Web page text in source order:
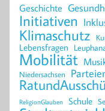
Geschichte
Initiativen
Klimaschutz
Lebensfragen
Mobilität
Niedersachsen
ReligionGlauben Schule